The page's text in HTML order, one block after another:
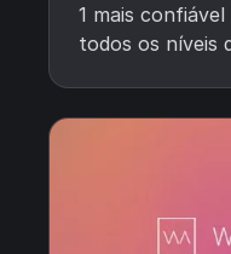
1 mais
todos os níveis